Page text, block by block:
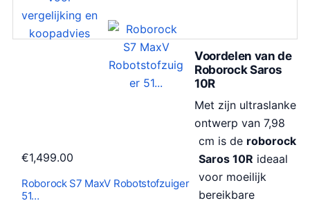
€1,499.00
Roborock S7 MaxV Robotstofzuiger
51…
Voordelen van de
Roborock Saros
10R
Met zijn ultraslanke
ontwerp van 7,98
cm is de roborock
Saros 10R ideaal
voor moeilijk
bereikbare